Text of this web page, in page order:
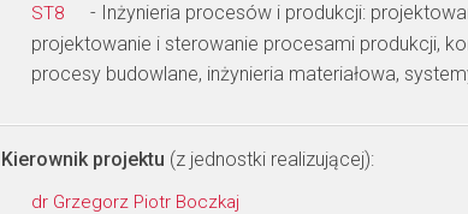
ST8
- Inżynieria procesów i produkcji:
projektowanie i sterowanie procesami produkcji,
procesy budowlane, inżynieria materiałowa,
Kierownik projektu (z jednostki realizującej):
dr Grzegorz Piotr Boczkaj